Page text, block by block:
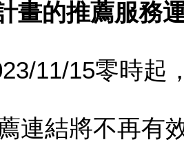
畫的推薦服務
11/15零時起
連結將不再有